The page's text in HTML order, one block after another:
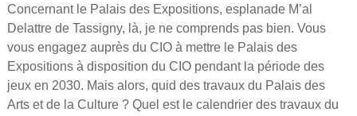
Concernant le Palais des Expositions, esplanade M’al
Delattre de Tassigny, là, je ne comprends pas bien. Vous
vous engagez auprès du CIO à mettre le Palais des
Expositions à disposition du CIO pendant la période des
jeux en 2030. Mais alors, quid des travaux du Palais des
Arts et de la Culture ? Quel est le calendrier des travaux du